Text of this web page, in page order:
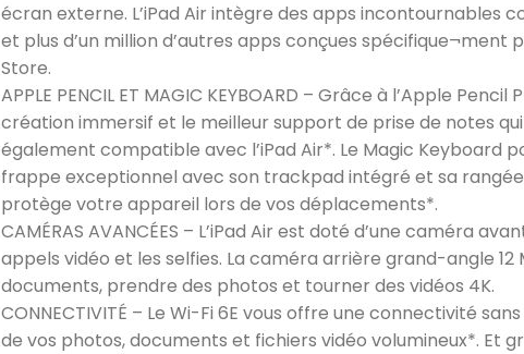
écran externe. L’iPad Air intègre des apps incontournables
et plus d’un million d’autres apps conçues spécifique¬ment
Store.
APPLE PENCIL ET MAGIC KEYBOARD – Grâce à l’Apple
création immersif et le meilleur support de prise de notes qui
également compatible avec l’iPad Air*. Le Magic Keyboard
frappe exceptionnel avec son trackpad intégré et sa rangée
protège votre appareil lors de vos déplacements*.
CAMÉRAS AVANCÉES – L’iPad Air est doté d’une caméra
appels vidéo et les selfies. La caméra arrière grand-angle
documents, prendre des photos et tourner des vidéos 4K.
CONNECTIVITÉ – Le Wi-Fi 6E vous offre une connectivité
de vos photos, documents et fichiers vidéo volumineux*. Et